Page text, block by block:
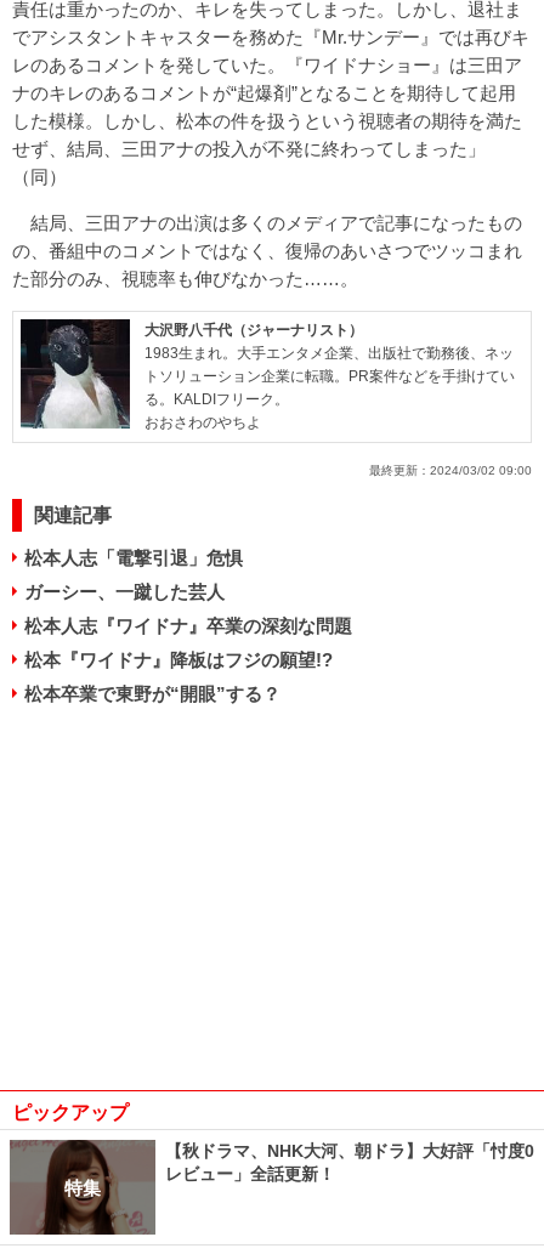
責任は重かったのか、キレを失ってしまった。しかし、退社ま
でアシスタントキャスターを務めた『Mr.サンデー』では再びキ
レのあるコメントを発していた。『ワイドナショー』は三田ア
ナのキレのあるコメントが“起爆剤”となることを期待して起用
した模様。しかし、松本の件を扱うという視聴者の期待を満た
せず、結局、三田アナの投入が不発に終わってしまった」
（同）
結局、三田アナの出演は多くのメディアで記事になったもの
の、番組中のコメントではなく、復帰のあいさつでツッコまれ
た部分のみ、視聴率も伸びなかった……。
大沢野八千代（ジャーナリスト）
1983生まれ。大手エンタメ企業、出版社で勤務後、ネッ
トソリューション企業に転職。PR案件などを手掛けてい
る。KALDIフリーク。
おおさわのやちよ
最終更新： 2024/03/02 09:00
関連記事
松本人志「電撃引退」危惧
ガーシー、一蹴した芸人
松本人志『ワイドナ』卒業の深刻な問題
松本『ワイドナ』降板はフジの願望!?
松本卒業で東野が“開眼”する？
ピックアップ
特集
【秋ドラマ、NHK大河、朝ドラ】大好評「忖度0
レビュー」全話更新！